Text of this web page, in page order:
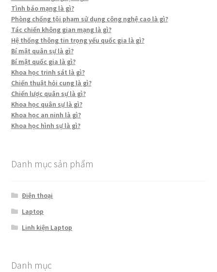
Tình báo mạng là gì?
Phòng chống tội phạm sử dụng công nghệ cao là gì?
Tác chiến không gian mạng là gì?
Hệ thống thông tin trọng yếu quốc gia là gì?
Bí mật quân sự là gì?
Bí mật quốc gia là gì?
Khoa học trinh sát là gì?
Chiến thuật hỏi cung là gì?
Chiến lược quân sự là gì?
Khoa học quân sự là gì?
Khoa học an ninh là gì?
Khoa học hình sự là gì?
Danh mục sản phẩm
Điện thoại
Laptop
Linh kiện Laptop
Danh mục